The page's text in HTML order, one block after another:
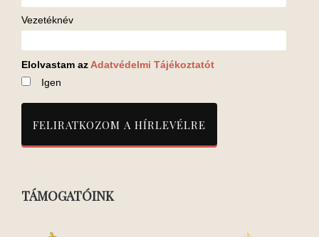
Vezetéknév
Elolvastam az Adatvédelmi Tájékoztatót
Igen
TÁMOGATÓINK